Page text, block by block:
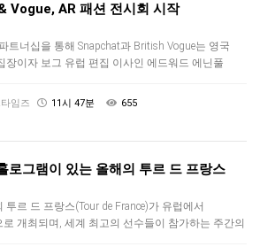
Vogue, AR 패션 전시회 시작
트너십을 통해 Snapchat과 British Vogue는 영국
장이자 보그 유럽 편집 이사인 에드워드 에닌풀
임즈 11시 47분 655
로그램이 있는 올해의 투르 드 프랑스
투르 드 프랑스(Tour de France)가 유럽에서
로 개최되며, 세계 최고의 선수들이 참가하는 주간의